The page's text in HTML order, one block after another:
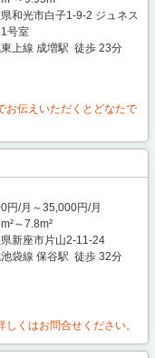
和光市白子1-9-2 ジュネス
号室
上線 成増駅 徒歩 23分
お伝えいただくとどなたで
円/月～35,000円/月
～7.8m²
新座市片山2-11-24
袋線 保谷駅 徒歩 32分
くはお問合せください。